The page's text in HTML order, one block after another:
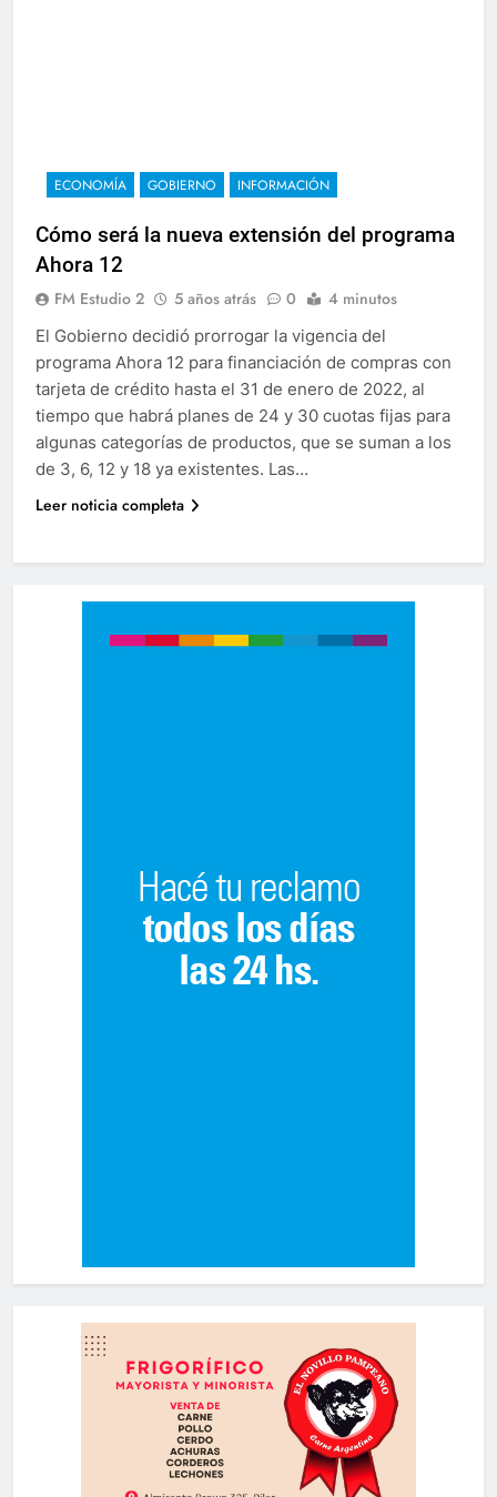
ECONOMÍA GOBIERNO INFORMACIÓN
Cómo será la nueva extensión del programa
Ahora 12
FM Estudio 2 5 años atrás 0 4 minutos
El Gobierno decidió prorrogar la vigencia del
programa Ahora 12 para financiación de compras con
tarjeta de crédito hasta el 31 de enero de 2022, al
tiempo que habrá planes de 24 y 30 cuotas fijas para
algunas categorías de productos, que se suman a los
de 3, 6, 12 y 18 ya existentes. Las…
Leer noticia completa